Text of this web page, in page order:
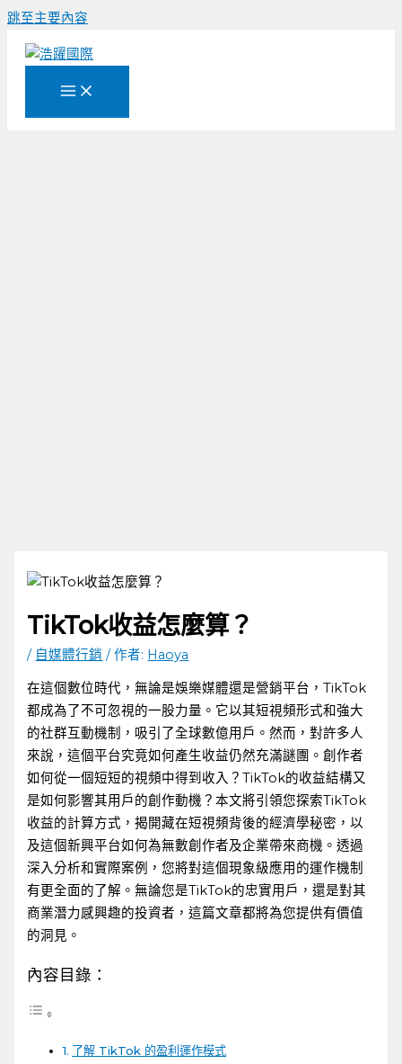
跳至主要內容
TikTok收益怎麼算？
/ 自媒體行銷 / 作者: Haoya
在這個數位時代，無論是娛樂媒體還是營銷平台，TikTok
都成為了不可忽視的一股力量。它以其短視頻形式和強大
的社群互動機制，吸引了全球數億用戶。然而，對許多人
來說，這個平台究竟如何產生收益仍然充滿謎團。創作者
如何從一個短短的視頻中得到收入？TikTok的收益結構又
是如何影響其用戶的創作動機？本文將引領您探索TikTok
收益的計算方式，揭開藏在短視頻背後的經濟學秘密，以
及這個新興平台如何為無數創作者及企業帶來商機。透過
深入分析和實際案例，您將對這個現象級應用的運作機制
有更全面的了解。無論您是TikTok的忠實用戶，還是對其
商業潛力感興趣的投資者，這篇文章都將為您提供有價值
的洞見。
內容目錄：
了解 TikTok 的盈利運作模式